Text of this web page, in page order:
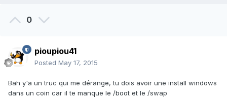
0
pioupiou41
Posted May 17, 2015
Bah y'a un truc qui me dérange, tu dois avoir une install windows
dans un coin car il te manque le /boot et le /swap